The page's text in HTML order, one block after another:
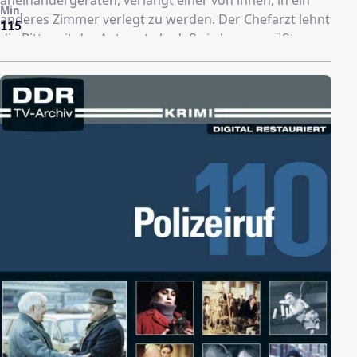
anderes Zimmer verlegt zu werden. Der Chefarzt lehnt
die Bitte mit der Antwort ab, daß sie lernen müßten
miteinander auszukommen. Doch wider Erwarten
raufen sich die beiden Kampfhähne über ihre
herzhaften Auseinandersetzungen zusammen und
entdecken viele Gemeinsamkeiten.
115
Min.